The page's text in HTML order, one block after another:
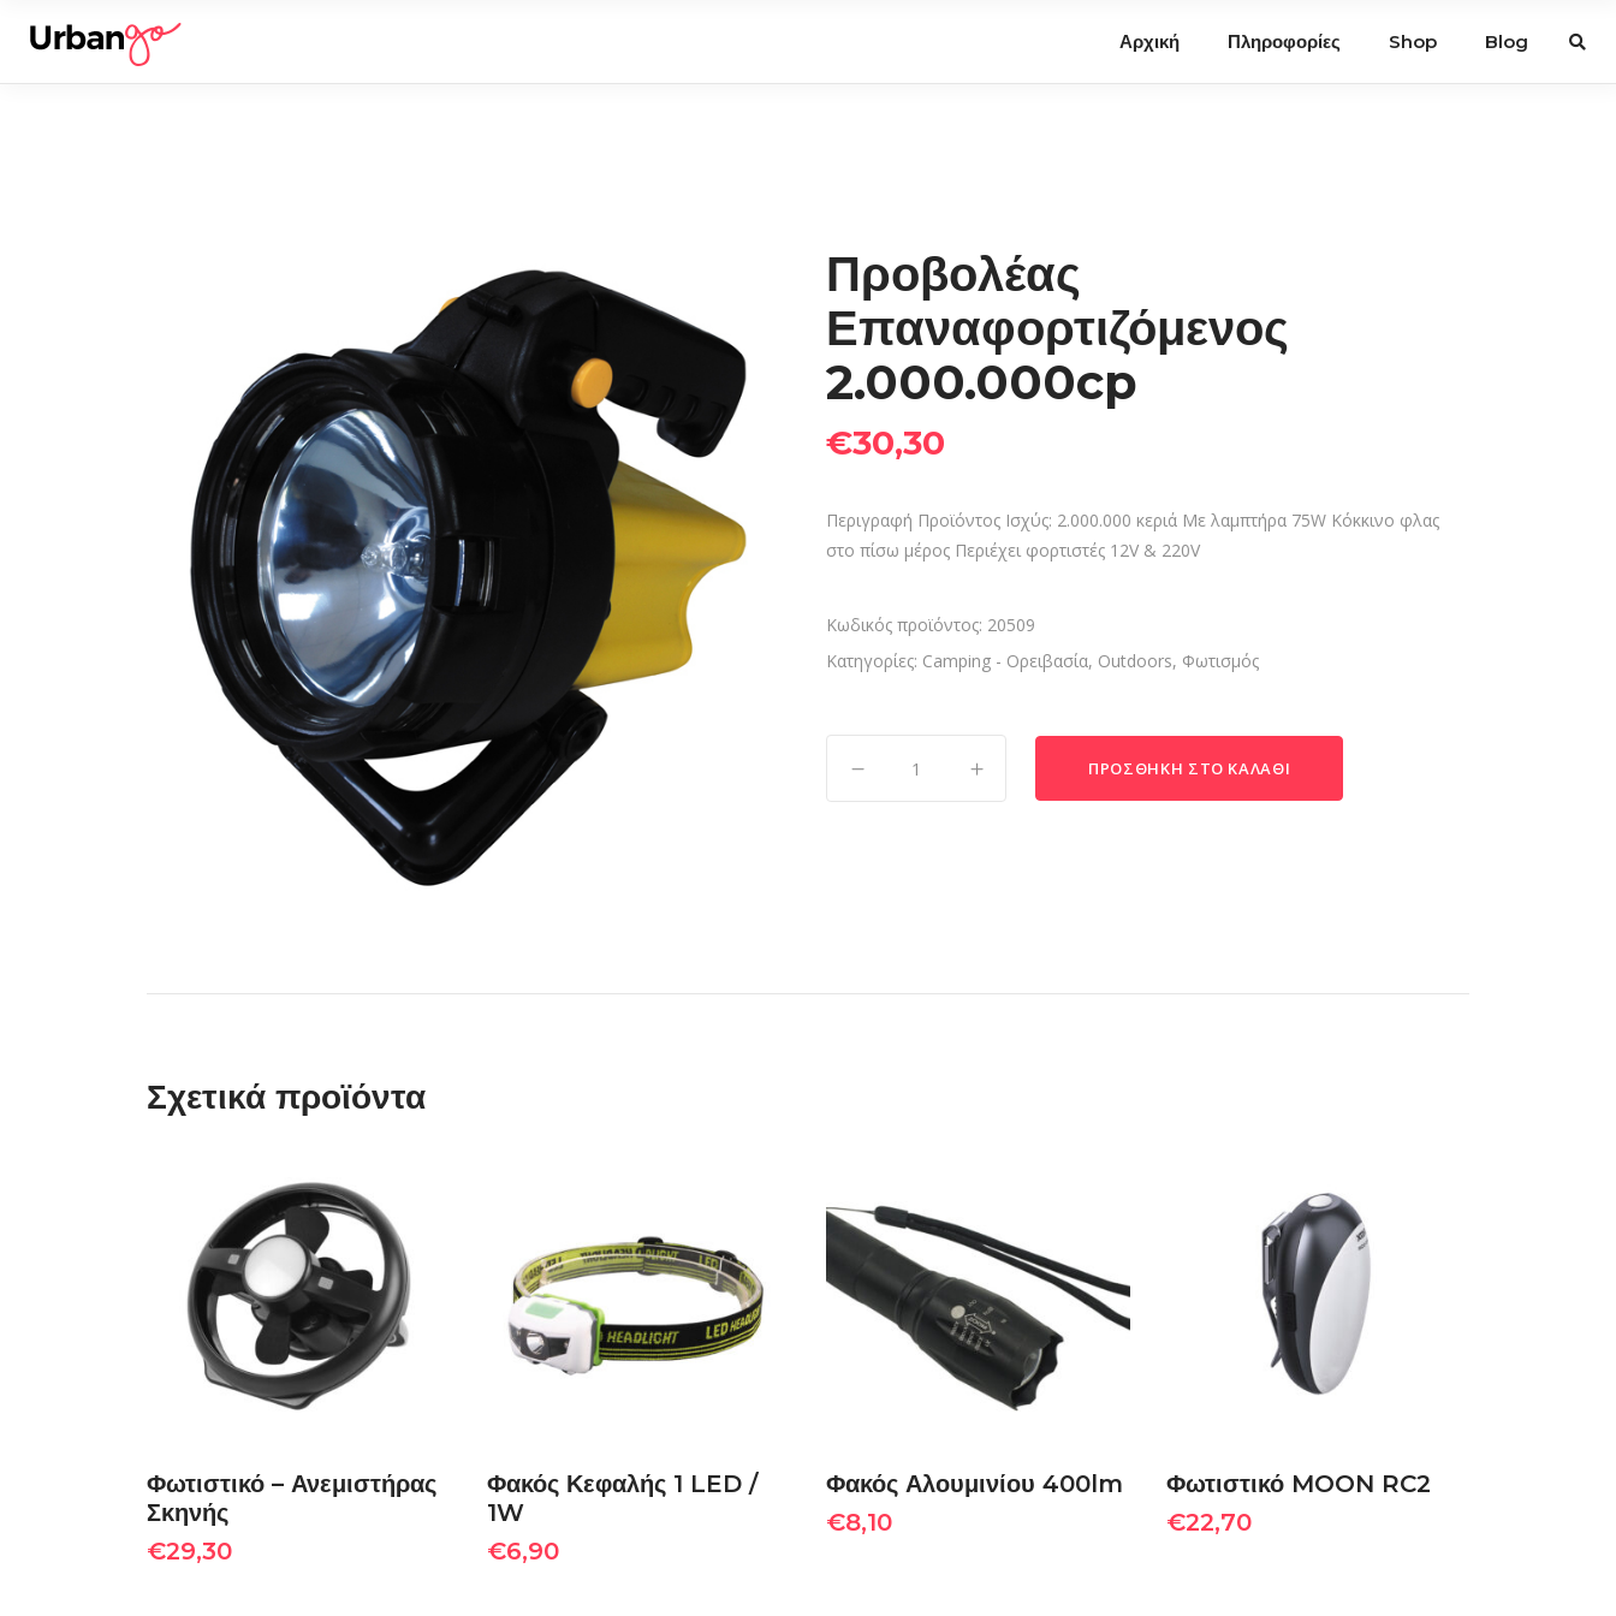
Αρχική Πληροφορίες Shop Blog
Προβολέας
Επαναφορτιζόμενος
2.000.000cp
€30,30
Περιγραφή Προϊόντος Ισχύς: 2.000.000 κεριά Με λαμπτήρα 75W Κόκκινο φλας
στο πίσω μέρος Περιέχει φορτιστές 12V & 220V
Κωδικός προϊόντος: 20509
Κατηγορίες: Camping - Ορειβασία, Outdoors, Φωτισμός
Επαναφορτιζόμενος
2.000.000cp
ΠΡΟΣΘΉΚΗ ΣΤΟ ΚΑΛΆΘΙ
Σχετικά προϊόντα
ΠΡΟΣΘΉΚΗ ΣΤΟ
ΚΑΛΆΘΙ
Φωτιστικό – Ανεμιστήρας
Σκηνής
€29,30
ΠΡΟΣΘΉΚΗ ΣΤΟ
Φακός Κεφαλής 1 LED /
1W
€6,90
ΠΡΟΣΘΉΚΗ ΣΤΟ
ΚΑΛΆΘΙ
Φακός Αλουμινίου 400lm
€8,10
ΠΡΟΣΘΉΚΗ ΣΤΟ
ΚΑΛΆΘΙ
Φωτιστικό MOON RC2
€22,70